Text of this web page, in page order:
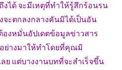
ได้ จะมีเหตุที่ทำให้รู้สึกร้อนรน
จะตกลงกลางคันมิได้เป็นอัน
องหมั่นอัปเดตข้อมูลข่าวสาร
ย่างมาให้ทำโดยที่คุณมิ
ลย แต่บางงานบทที่จะสำเร็จขึ้น